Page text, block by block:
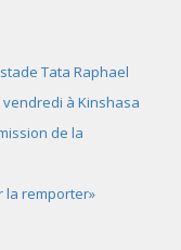
Tata Raphael
à Kinshasa
de la
la remporter»